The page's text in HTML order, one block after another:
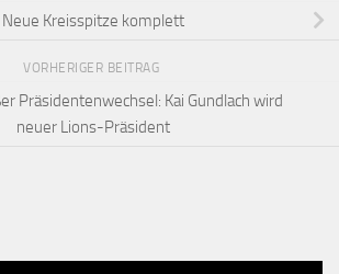
Neue Kreisspitze komplett
VORHERIGER BEITRAG
Präsidentenwechsel: Kai Gundlach wird
neuer Lions-Präsident